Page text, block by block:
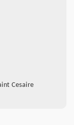
Cesaire